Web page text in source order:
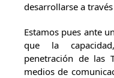
desarrollarse a
Estamos pues ante
que la
penetración de las
medios de